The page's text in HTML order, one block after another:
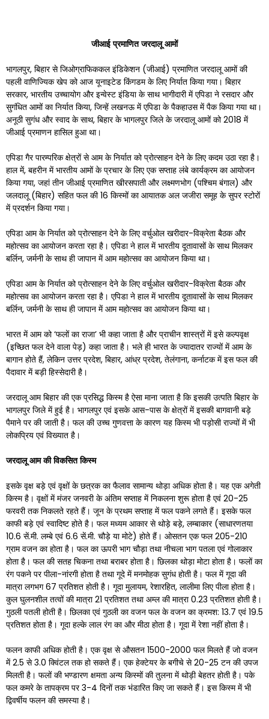
जीआई प्रमाणित जरदालू आमों
भागलपुर, बिहार से जिओग्राफिककल इंडिकेशन (जीआई) प्रमाणित जरदालू आमों की
पहली वाणिज्यिक खेप को आज यूनाइटेड किंगडम के लिए निर्यात किया गया। बिहार
सरकार, भारतीय उच्चायोग और इन्वेस्ट इंडिया के साथ भागीदारी में एपिडा ने रसदार और
सुगंधित आमों का निर्यात किया, जिन्हें लखनऊ में एपिडा के पैकहाउस में पैक किया गया था।
अनूठी सुगंध और स्वाद के साथ, बिहार के भागलपुर जिले के जरदालू आमों को 2018 में
जीआई प्रमाणन हासिल हुआ था।
एपिडा गैर पारम्परिक क्षेत्रों से आम के निर्यात को प्रोत्साहन देने के लिए कदम उठा रहा है।
हाल में, बहरीन में भारतीय आमों के प्रचार के लिए एक सप्ताह लंबे कार्यक्रम का आयोजन
किया गया, जहां तीन जीआई प्रमाणित खीरसपाती और लक्ष्मणभोग (पश्चिम बंगाल) और
जलदालू (बिहार) सहित फल की 16 किस्मों का आयातक अल जजीरा समूह के सुपर स्टोरों
में प्रदर्शन किया गया।
एपिडा आम के निर्यात को प्रोत्साहन देने के लिए वर्चुओल खरीदार-विक्रेता बैठक और
महोत्सव का आयोजन करता रहा है। एपिडा ने हाल में भारतीय दूतावासों के साथ मिलकर
बर्लिन, जर्मनी के साथ ही जापान में आम महोत्सव का आयोजन किया था।
एपिडा आम के निर्यात को प्रोत्साहन देने के लिए वर्चुओल खरीदार-विक्रेता बैठक और
महोत्सव का आयोजन करता रहा है। एपिडा ने हाल में भारतीय दूतावासों के साथ मिलकर
बर्लिन, जर्मनी के साथ ही जापान में आम महोत्सव का आयोजन किया था।
भारत में आम को ‘फलों का राजा’ भी कहा जाता है और प्राचीन शास्त्रों में इसे कल्पवृक्ष
(इच्छित फल देने वाला पेड़) कहा जाता है। भले ही भारत के ज्यादातर राज्यों में आम के
बागान होते हैं, लेकिन उत्तर प्रदेश, बिहार, आंध्र प्रदेश, तेलंगाना, कर्नाटक में इस फल की
पैदावार में बड़ी हिस्सेदारी है।
जरदालू आम बिहार की एक प्रसिद्ध किस्म है ऐसा माना जाता है कि इसकी उत्पति बिहार के
भागलपुर जिले में हुई है। भागलपुर एवं इसके आस-पास के क्षेत्रों में इसकी बागवानी बड़े
पैमाने पर की जाती है। फल की उच्च गुणवत्ता के कारण यह किस्म भी पड़ोसी राज्यों में भी
लोकप्रिय एवं विख्यात है।
जरदालू आम की विकसित किस्म
इसके वृक्ष बड़े एवं वृक्षों के छत्रक का फैलाव सामान्य थोड़ा अधिक होता है। यह एक अगेती
किस्म है। वृक्षों में मंजर जनवरी के अंतिम सप्ताह में निकलना शुरू होता है एवं 20-25
फरवरी तक निकलते रहते हैं। जून के प्रथम सप्ताह में फल पकने लगते हैं। इसके फल
काफी बड़े एवं स्वादिष्ट होते है। फल मध्यम आकार से थोड़े बड़े, लम्बाकार (साधारणतया
10.6 सें.मी. लम्बे एवं 6.6 सें.मी. चौड़े या मोटे) होते हैं। ओसतन एक फल 205-210
ग्राम वजन का होता है। फल का ऊपरी भाग चौड़ा तथा नीचला भाग पतला एवं गोलाकार
होता है। फल की सतह चिकना तथा बराबर होता है। छिलका थोड़ा मोटा होता है। फलों का
रंग पकने पर पीला-नांरगी होता है तथा गूदे में मनमोहक सुगंध होती है। फल में गूदा की
मात्रा लगभग 67 प्रतिशत होती है। गूदा मुलायम, रेशारहित, लालीमा लिए पीला होता है।
कुल घुलनशील तत्वों की मात्रा 21 प्रतिशत तथा अम्ल की मात्रा 0.23 प्रतिशत होती है।
गुठली पतली होती है। छिलका एवं गुठली का वजन फल के वजन का क्रमश: 13.7 एवं 19.5
प्रतिशत होता है। गूदा हल्के लाल रंग का और मीठा होता है। गूदा में रेशा नहीं होता है।
फलन काफी अधिक होती है। एक वृक्ष से औसतन 1500-2000 फल मिलते हैं जो वजन
में 2.5 से 3.0 क्विंटल तक हो सकते हैं। एक हेक्टेयर के बगीचे से 20-25 टन की उपज
मिलती है। फलों की भण्डारण क्षमता अन्य किस्मों की तुलना में थोड़ी बेहतर होती है। पके
फल कमरे के तापक्रम पर 3-4 दिनों तक भंडारित किए जा सकते हैं। इस किस्म में भी
द्विवर्षीय फलन की समस्या है।